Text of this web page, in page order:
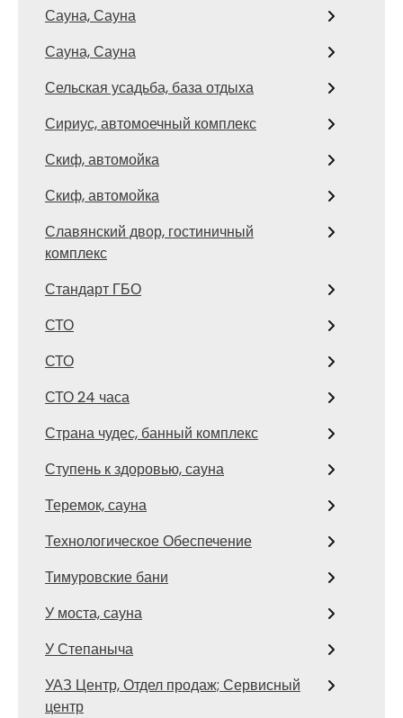
Сауна, Сауна
Сауна, Сауна
Сельская усадьба, база отдыха
Сириус, автомоечный комплекс
Скиф, автомойка
Скиф, автомойка
Славянский двор, гостиничный
комплекс
Стандарт ГБО
СТО
СТО
СТО 24 часа
Страна чудес, банный комплекс
Ступень к здоровью, сауна
Теремок, сауна
Технологическое Обеспечение
Тимуровские бани
У моста, сауна
У Степаныча
УАЗ Центр, Отдел продаж; Сервисный
центр